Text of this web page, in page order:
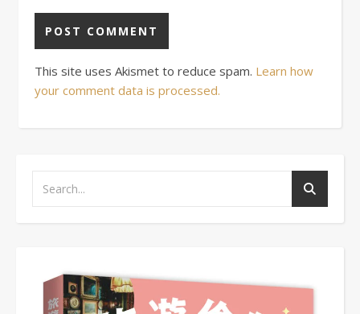
This site uses Akismet to reduce spam. Learn how
your comment data is processed.